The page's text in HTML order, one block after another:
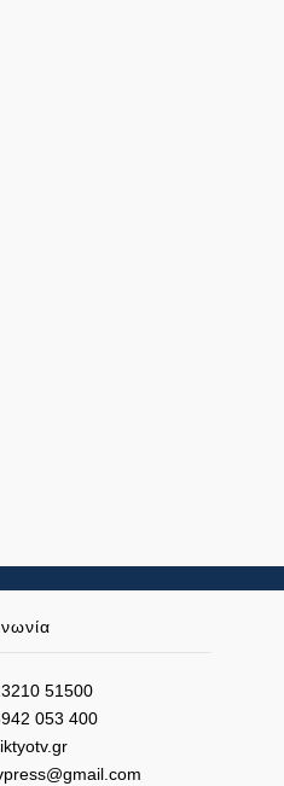
51500
053 400